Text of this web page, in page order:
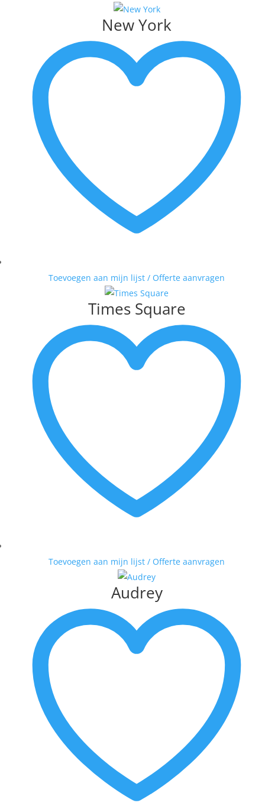
New York
Toevoegen aan mijn lijst / Offerte aanvragen
Times Square
Toevoegen aan mijn lijst / Offerte aanvragen
Audrey